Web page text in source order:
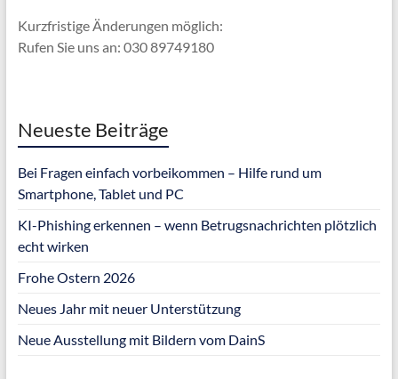
Kurzfristige Änderungen möglich:
Rufen Sie uns an: 030 89749180
Neueste Beiträge
Bei Fragen einfach vorbeikommen – Hilfe rund um
Smartphone, Tablet und PC
KI-Phishing erkennen – wenn Betrugsnachrichten plötzlich
echt wirken
Frohe Ostern 2026
Neues Jahr mit neuer Unterstützung
Neue Ausstellung mit Bildern vom DainS